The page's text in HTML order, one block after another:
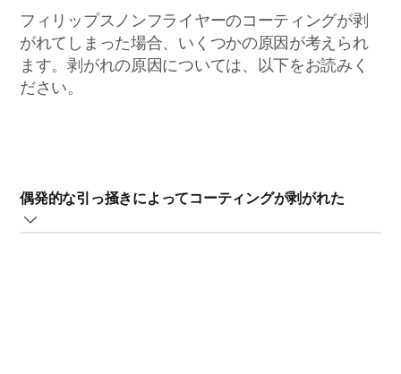
フィリップスノンフライヤーのコーティングが剥
がれてしまった場合、いくつかの原因が考えられ
ます。剥がれの原因については、以下をお読みく
ださい。
偶発的な引っ掻きによってコーティングが剥がれた